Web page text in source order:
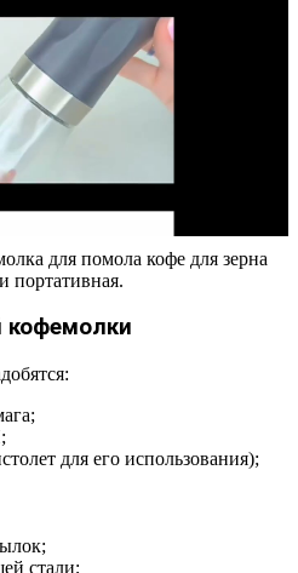
для помола кофе для зерна
портативная.
кофемолки
для его использования);
стали;